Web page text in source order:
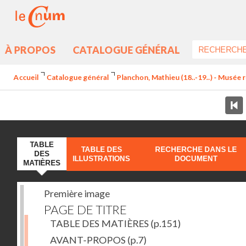
À PROPOS CATALOGUE GÉNÉRAL
Accueil Catalogue général Planchon, Mathieu (18..-19..) -
TABLE
DES
MATIÈRES
TABLE DES
ILLUSTRATIONS
RECHERCHE DANS LE
DOCUMENT
Première image
PAGE DE TITRE
TABLE DES MATIÈRES (p.151)
AVANT-PROPOS (p.7)